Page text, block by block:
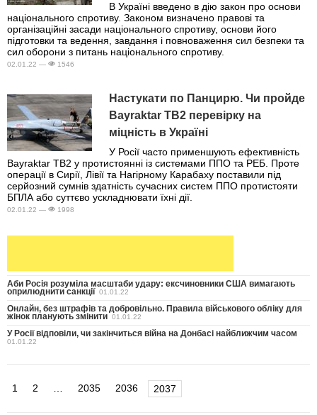
В Україні введено в дію закон про основи
національного спротиву. Законом визначено правові та
організаційні засади національного спротиву, основи його
підготовки та ведення, завдання і повноваження сил безпеки та
сил оборони з питань національного спротиву.
02.01.22 — 1546
Настукати по Панцирю. Чи пройде
Bayraktar TB2 перевірку на
міцність в Україні
У Росії часто применшують ефективність
Bayraktar TB2 у протистоянні із системами ППО та РЕБ. Проте
операції в Сирії, Лівії та Нагірному Карабаху поставили під
серйозний сумнів здатність сучасних систем ППО протистояти
БПЛА або суттєво ускладнювати їхні дії.
02.01.22 — 1998
Аби Росія розуміла масштаби удару: ексчиновники США вимагають
оприлюднити санкції 01.01.22
Онлайн, без штрафів та добровільно. Правила військового обліку для
жінок планують змінити 01.01.22
У Росії відповіли, чи закінчиться війна на Донбасі найближчим часом
01.01.22
1 2 … 2035 2036 2037